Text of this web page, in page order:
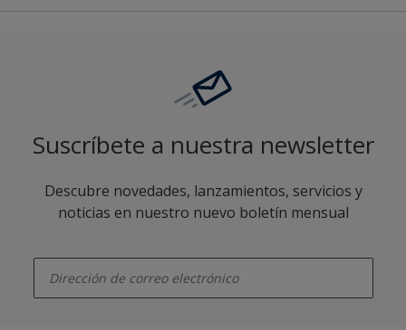
Suscríbete a nuestra newsletter
Descubre novedades, lanzamientos, servicios y
noticias en nuestro nuevo boletín mensual